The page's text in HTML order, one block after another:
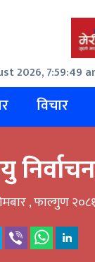
2026, 7:59:49
विचार
, फाल्गुण २०८१